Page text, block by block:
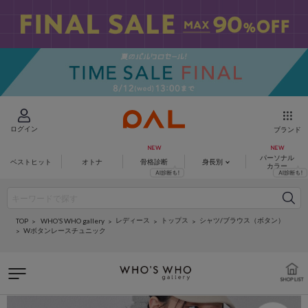
ログイン ブランド
ベストヒット オトナ 骨格診断 身長別
パーソナル
カラー
TOP WHO’S WHO gallery レディース トップス
シャツ/ブラウス（ボタン）
Wボタンレースチュニック